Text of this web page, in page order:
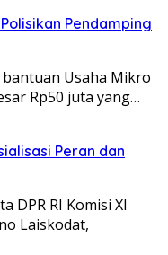
Pendamping
bantuan Usaha Mikro
Rp50 juta yang…
Peran dan
DPR RI Komisi XI
Laiskodat,